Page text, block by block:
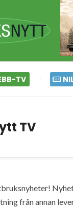
TV
TV
från annan